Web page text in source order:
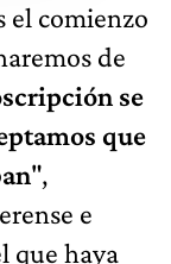
el comienzo
de
se
que
",
e
que haya